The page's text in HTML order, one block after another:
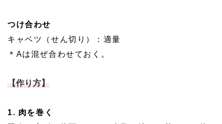
つけ合わせ
キャベツ（せん切り）：適量
＊Aは混ぜ合わせておく。
【作り方】
1. 肉を巻く